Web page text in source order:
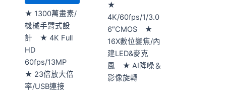
★ 1300萬畫素/
機械手臂式設
計 ★ 4K Full
HD
60fps/13MP
★ 23倍放大倍
率/USB連接
★
4K/60fps/1/3.0
6″CMOS ★
16X數位變焦/內
建LED&麥克
風 ★ AI降噪＆
影像旋轉